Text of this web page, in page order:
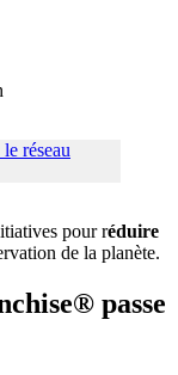
pour réduire
de la planète.
passe